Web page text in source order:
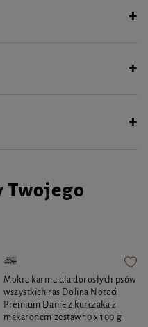
Twojego
Mokra karma dla dorosłych psów
wszystkich ras Dolina Noteci
Premium Danie z kurczaka z
makaronem zestaw 10 x 100 g